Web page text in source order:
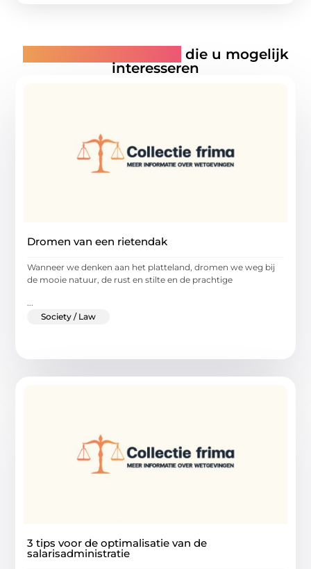
die u mogelijk
interesseren
Dromen van een rietendak
Wanneer we denken aan het platteland, dromen we weg bij
de mooie natuur, de rust en stilte en de prachtige
Society / Law
3 tips voor de optimalisatie van de
salarisadministratie